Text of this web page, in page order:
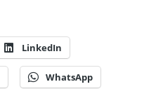
LinkedIn
WhatsApp